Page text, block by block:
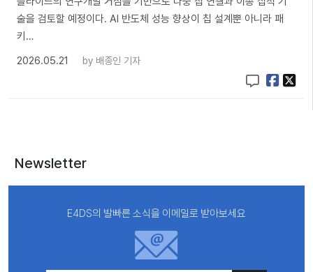
술을 검토할 예정이다. AI 반도체 성능 향상이 칩 설계뿐 아니라 패
키…
2026.05.21
by 배종인 기자
Newsletter
E4DS의 발빠른 소식을 이메일로 받아보세요